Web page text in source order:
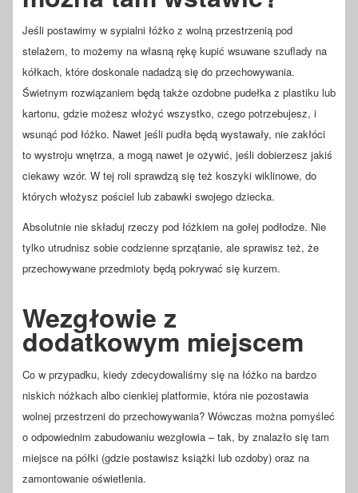
Jeśli postawimy w sypialni łóżko z wolną przestrzenią pod
stelażem, to możemy na własną rękę kupić wsuwane szuflady na
kółkach, które doskonale nadadzą się do przechowywania.
Świetnym rozwiązaniem będą także ozdobne pudełka z plastiku lub
kartonu, gdzie możesz włożyć wszystko, czego potrzebujesz, i
wsunąć pod łóżko. Nawet jeśli pudła będą wystawały, nie zakłóci
to wystroju wnętrza, a mogą nawet je ożywić, jeśli dobierzesz jakiś
ciekawy wzór. W tej roli sprawdzą się też koszyki wiklinowe, do
których włożysz pościel lub zabawki swojego dziecka.
Absolutnie nie składuj rzeczy pod łóżkiem na gołej podłodze. Nie
tylko utrudnisz sobie codzienne sprzątanie, ale sprawisz też, że
przechowywane przedmioty będą pokrywać się kurzem.
Wezgłowie z
dodatkowym miejscem
Co w przypadku, kiedy zdecydowaliśmy się na łóżko na bardzo
niskich nóżkach albo cienkiej platformie, która nie pozostawia
wolnej przestrzeni do przechowywania? Wówczas można pomyśleć
o odpowiednim zabudowaniu wezgłowia – tak, by znalazło się tam
miejsce na półki (gdzie postawisz książki lub ozdoby) oraz na
zamontowanie oświetlenia.